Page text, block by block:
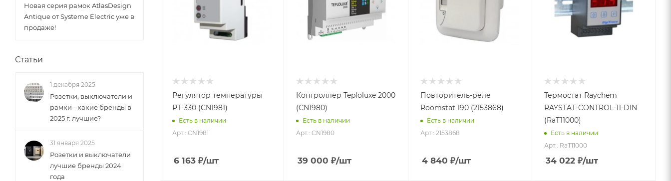
Регулятор температуры
РТ-330 (CN1981)
Есть в наличии
Арт.: CN1981
6 163 ₽/шт
Контроллер Teploluxe 2000
(CN1980)
Есть в наличии
Арт.: CN1980
39 000 ₽/шт
Повторитель-реле
Roomstat 190 (2153868)
Есть в наличии
Арт.: 2153868
4 840 ₽/шт
Термостат Raychem
RAYSTAT-CONTROL-11-DIN
(RaT11000)
Есть в наличии
Арт.: RaT11000
34 022₽/шт
Новая серия рамок AtlasDesign
Antique от Systeme Electric уже в
продаже!
Статьи
1 декабря 2025
Розетки, выключатели и
рамки - какие бренды в
2025 г. лучшие?
31 января 2025
Розетки и выключатели
лучшие бренды 2024
года